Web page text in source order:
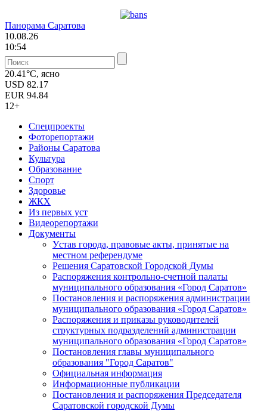
Панорама Саратова
10.08.26
10:54
20.41°C, ясно
USD 82.17
EUR 94.84
12+
Спецпроекты
Фоторепортажи
Районы Саратова
Культура
Образование
Спорт
Здоровье
ЖКХ
Из пеpвых уст
Видеорепортажи
Документы
Уcтав города, правовые акты, принятые на
местном референдуме
Решения Саратовской Городской Думы
Распоряжения контрольно-счетной палаты
муниципального образования «Город Саратов»
Постановления и распоряжения администрации
муниципального образования «Город Саратов»
Распоряжения и приказы руководителей
структурных подразделений администрации
муниципального образования «Город Саратов»
Постановления главы муниципального
образования "Город Саратов"
Официальная информация
Информационные публикации
Постановления и распоряжения Председателя
Саратовской городской Думы